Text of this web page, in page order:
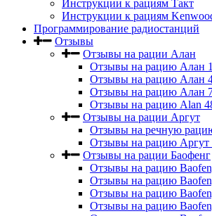
Инструкции к рациям Такт
Инструкции к рациям
Программирование радиостанций
Отзывы
Отзывы на рации Алан
Отзывы на рацию Алан
Отзывы на рацию Алан
Отзывы на рацию Алан
Отзывы на рацию Alan
Отзывы на рации Аргут
Отзывы на речную
Отзывы на рацию
Отзывы на рации Баофенг
Отзывы на рацию
Отзывы на рацию
Отзывы на рацию
Отзывы на рацию